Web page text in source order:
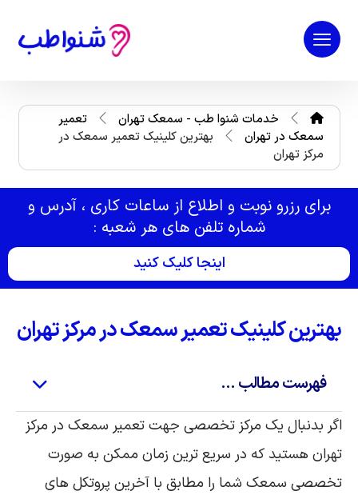
خدمات شنوا طب - سمعک تهران
تعمیر
سمعک در تهران
بهترین کلینیک تعمیر سمعک در
مرکز تهران
برای رزرو نوبت و اطلاع از ساعات کاری ، آدرس و
شماره تلفن های هر شعبه :
اینجا کلیک کنید
بهترین کلینیک تعمیر سمعک در مرکز تهران
فهرست مطالب ...
اگر بدنبال یک مرکز تخصصی جهت تعمیر سمعک در مرکز
تهران هستید که در سریع ترین زمان ممکن به صورت
تخصصی سمعک شما را مطابق با آخرین پروتکل های